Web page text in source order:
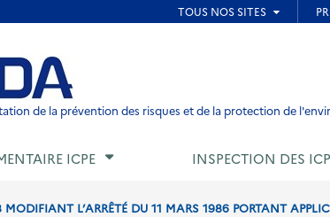
de page
de la prévention des risques et de la protection de
ICPE INSPECTION DES
L’ARRÊTÉ DU 11 MARS 1986 PORTANT